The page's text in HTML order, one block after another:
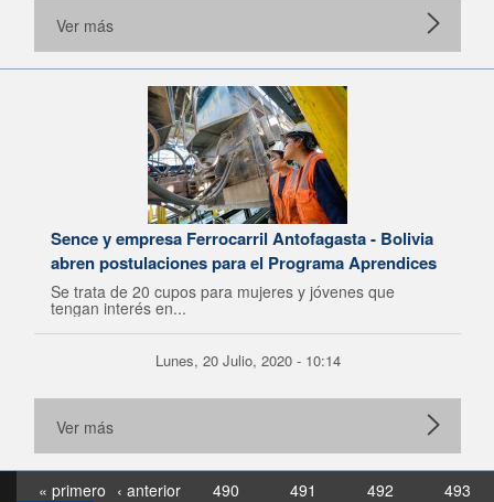
Ver más
Sence y empresa Ferrocarril Antofagasta - Bolivia
abren postulaciones para el Programa Aprendices
Se trata de 20 cupos para mujeres y jóvenes que
tengan interés en...
Lunes, 20 Julio, 2020 - 10:14
Ver más
« primero ‹ anterior 490 491 492
493